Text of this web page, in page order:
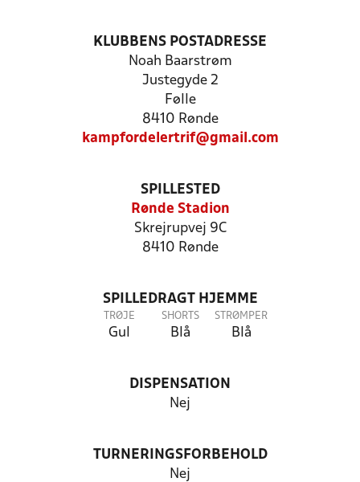
KLUBBENS POSTADRESSE
Noah Baarstrøm
Justegyde 2
Følle
8410 Rønde
kampfordelertrif@gmail.com
SPILLESTED
Rønde Stadion
Skrejrupvej 9C
8410 Rønde
SPILLEDRAGT HJEMME
TRØJE
Gul
SHORTS
Blå
STRØMPER
Blå
DISPENSATION
Nej
TURNERINGSFORBEHOLD
Nej